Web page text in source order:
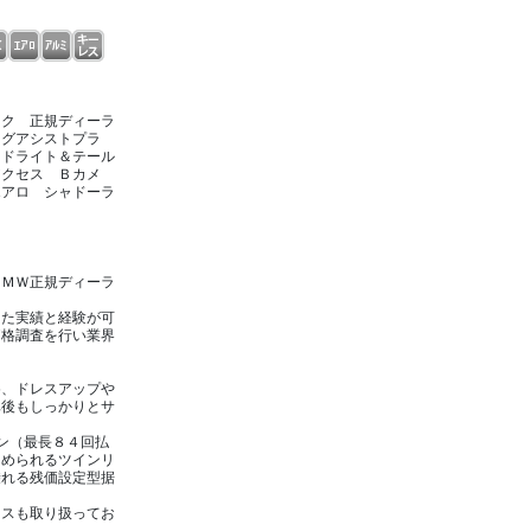
正規ディーラ
アシストプラ
ライト＆テール
クセス Ｂカメ
ロ シャドーラ
Ｗ正規ディーラ
実績と経験が可
調査を行い業界
ドレスアップや
もしっかりとサ
（最長８４回払
られるツインリ
る残価設定型据
も取り扱ってお